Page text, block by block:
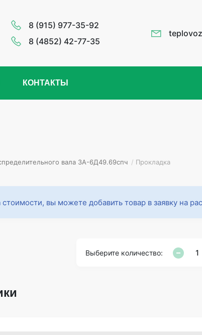
8 (915) 977-35-92
8 (4852) 42-77-35
КОНТАКТЫ
вала 3А-6Д49.69спч / Прокладка
стоимости, вы можете добавить товар в заявку на
Выберите количество: